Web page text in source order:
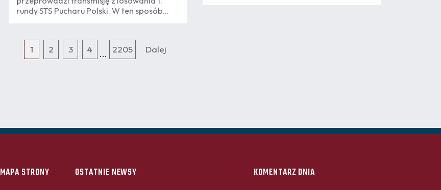
rundy STS Pucharu Polski. W ten sposób
w Warszawie. Transmisję znajdziecie
poniżej.
1 2 3 4 ... 2205 Dalej
MAPA STRONY OSTATNIE NEWSY KOMENTARZ DNIA